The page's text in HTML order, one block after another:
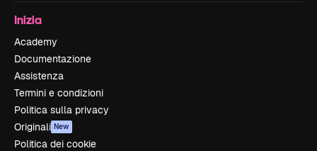
Inizia
Academy
Documentazione
Assistenza
Termini e condizioni
Politica sulla privacy
Originali New
Politica dei cookie